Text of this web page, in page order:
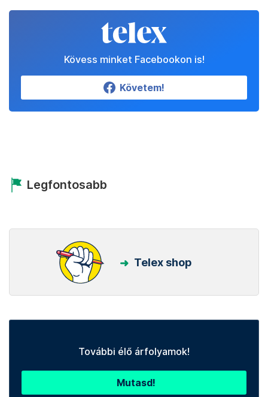
Kövess minket Facebookon is!
Követem!
Legfontosabb
Telex shop
További élő árfolyamok!
Mutasd!